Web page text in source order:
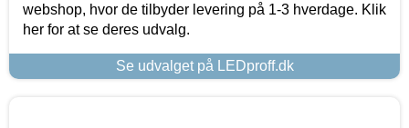
webshop, hvor de tilbyder levering på 1-3 hverdage. Klik
her for at se deres udvalg.
Se udvalget på LEDproff.dk